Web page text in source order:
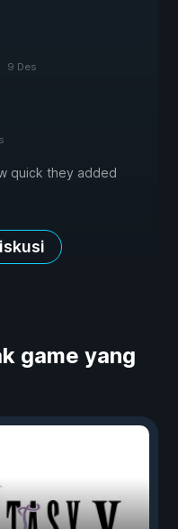
9 Des
quick they added
game yang